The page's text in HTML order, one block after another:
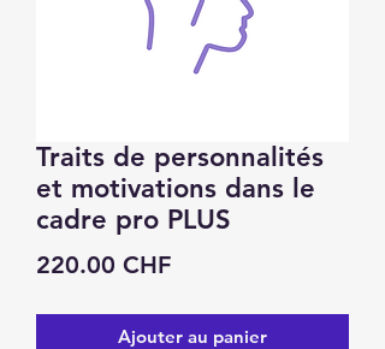
Traits de personnalités
et motivations dans le
cadre pro PLUS
220.00 CHFPrix
Ajouter au panier